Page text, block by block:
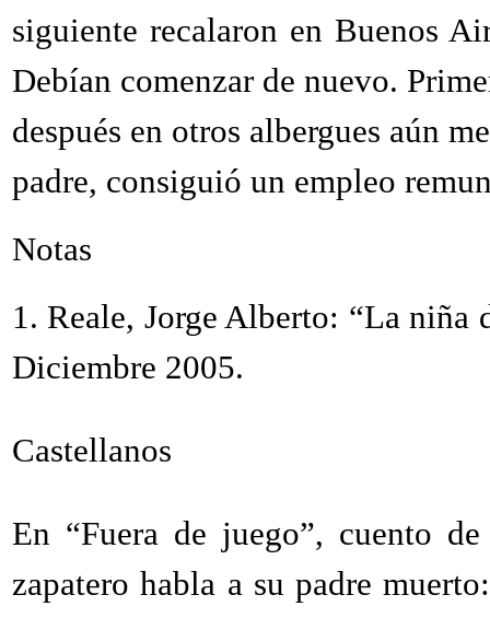
siguiente recalaron en Buenos
Debían comenzar de nuevo.
después en otros albergues aún
padre, consiguió un empleo
Notas
1. Reale, Jorge Alberto: “La niña
Diciembre 2005.
Castellanos
En “Fuera de juego”, cuento
zapatero habla a su padre